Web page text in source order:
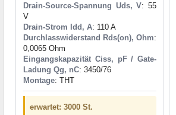
Drain-Source-Spannung Uds, V: 55
V
Drain-Strom Idd, A: 110 A
Durchlasswiderstand Rds(on), Ohm:
0,0065 Ohm
Eingangskapazität Ciss, pF / Gate-
Ladung Qg, nC: 3450/76
Montage: THT
erwartet: 3000 St.